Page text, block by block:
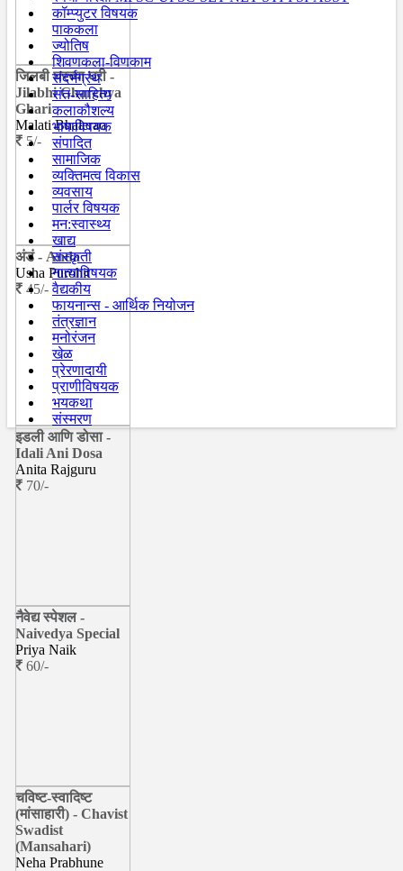
जिलबी घरच्या घरी -
Jilabhi Gharchya
Ghari
Malati Bhalerao
5/-
अंडं - Anda
Usha Purohit
45/-
इडली आणि डोसा -
Idali Ani Dosa
Anita Rajguru
70/-
नैवेद्य स्पेशल -
Naivedya Special
Priya Naik
60/-
चविष्ट-स्वादिष्ट
(मांसाहारी) - Chavist
Swadist
(Mansahari)
Neha Prabhune
कॉम्प्युटर विषयक
पाककला
ज्योतिष
शिवणकला-विणकाम
संदर्भग्रंथ
संत-साहित्य
कलाकौशल्य
भाषाविषयक
संपादित
सामाजिक
व्यक्तिमत्व विकास
व्यवसाय
पार्लर विषयक
मन:स्वास्थ्य
खाद्य
संस्कृती
नात्याविषयक
वैद्यकीय
फायनान्स - आर्थिक नियोजन
तंत्रज्ञान
मनोरंजन
खेळ
प्रेरणादायी
प्राणीविषयक
भयकथा
संस्मरण